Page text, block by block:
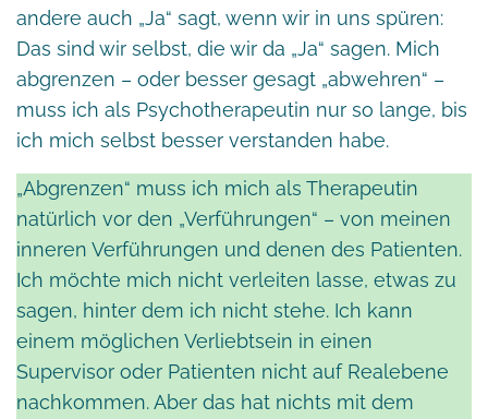
andere auch „Ja“ sagt, wenn wir in uns spüren:
Das sind wir selbst, die wir da „Ja“ sagen. Mich
abgrenzen – oder besser gesagt „abwehren“ –
muss ich als Psychotherapeutin nur so lange, bis
ich mich selbst besser verstanden habe.
„Abgrenzen“ muss ich mich als Therapeutin
natürlich vor den „Verführungen“ – von meinen
inneren Verführungen und denen des Patienten.
Ich möchte mich nicht verleiten lasse, etwas zu
sagen, hinter dem ich nicht stehe. Ich kann
einem möglichen Verliebtsein in einen
Supervisor oder Patienten nicht auf Realebene
nachkommen. Aber das hat nichts mit dem